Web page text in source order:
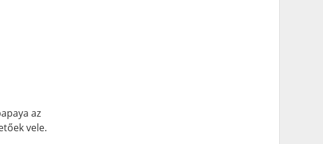
az
vele.